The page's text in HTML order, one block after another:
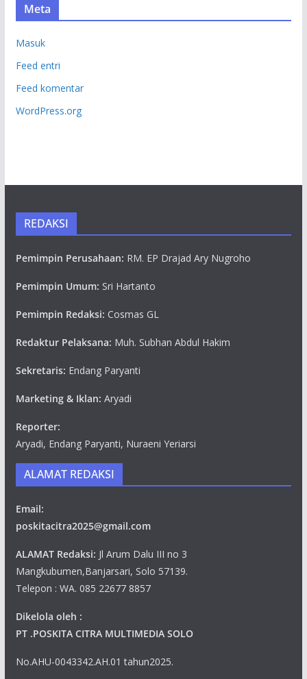
Meta
Masuk
Feed entri
Feed komentar
WordPress.org
REDAKSI
Pemimpin Perusahaan: RM. EP Drajad Ary Nugroho
Pemimpin Umum: Sri Hartanto
Pemimpin Redaksi: Cosmas GL
Redaktur Pelaksana: Muh. Subhan Abdul Hakim
Sekretaris: Endang Paryanti
Marketing & Iklan: Aryadi
Reporter:
Aryadi, Endang Paryanti, Nuraeni Yeriarsi
ALAMAT REDAKSI
Email:
poskitacitra2025@gmail.com
ALAMAT Redaksi: Jl Arum Dalu III no 3
Mangkubumen,Banjarsari, Solo 57139.
Telepon : WA. 085 22677 8857
Dikelola oleh :
PT .POSKITA CITRA MULTIMEDIA SOLO
No.AHU-0043342.AH.01 tahun2025.